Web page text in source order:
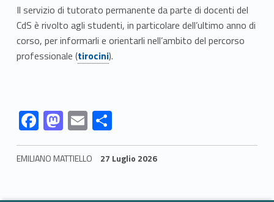
Il servizio di tutorato permanente da parte di docenti del
CdS è rivolto agli studenti, in particolare dell’ultimo anno di
corso, per informarli e orientarli nell’ambito del percorso
professionale (Link identifier #identifier__6486-21
tirocini).
Link identifier #identifier__59681-22 F
ac
e
Link identifier #identifier__196336-23 M
as
to
Link identifier #identifier__142453-24 E
m
ai
Link identifier #identifier__83625-25 C
o
n
EMILIANO MATTIELLO 27 Luglio 2026